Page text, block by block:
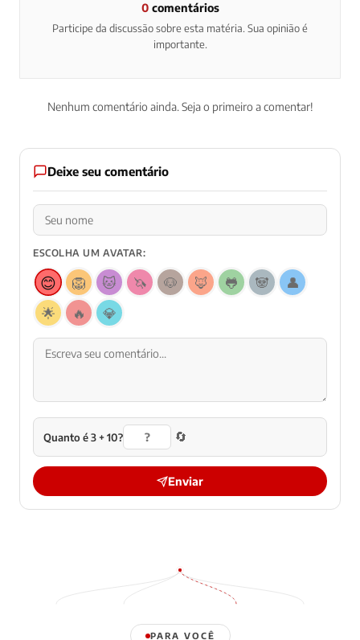
0comentários
Participe da discussão sobre esta matéria. Sua opinião é
importante.
Nenhum comentário ainda. Seja o primeiro a comentar!
Deixe seu comentário
ESCOLHA UM AVATAR:
😊 🦁 🐱 🦄 🐶 🦊 🐸 🐼
👤
🌟
🔥 💎
Quanto é 3 + 10? 🔄
Enviar
PARA VOCÊ